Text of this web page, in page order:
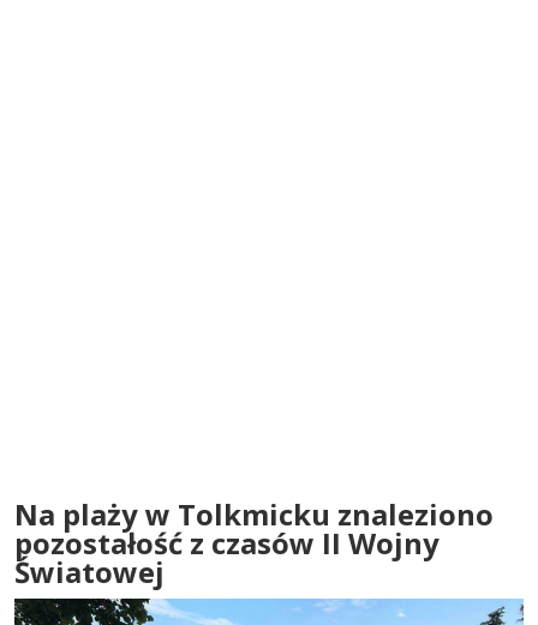
Na plaży w Tolkmicku znaleziono
pozostałość z czasów II Wojny
Światowej